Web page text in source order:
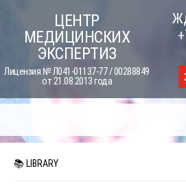
content
ЦЕНТР
МЕДИЦИНСКИХ
ЭКСПЕРТИЗ
Лицензия № Л041-01137-77 / 00288849
от 21.08.2013 года
📚 LIBRARY